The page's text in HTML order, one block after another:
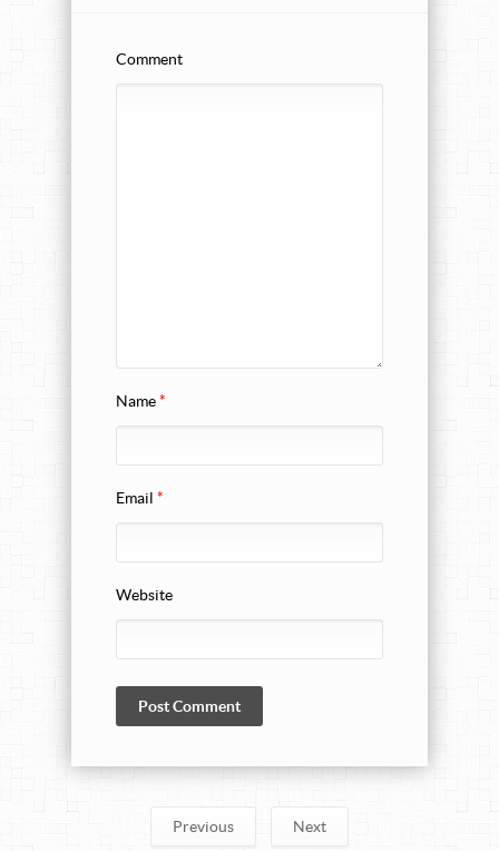
Comment
Name*
Email *
Website
Previous Next